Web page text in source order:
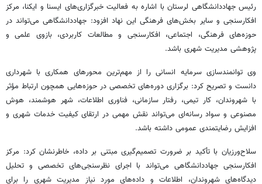
رئیس جهاددانشگاهی لرستان با اشاره به فعالیت خبرگزاری‌های ایسنا و ایکنا، مرکز
افکارسنجی و سایر بخش‌های فرهنگی این نهاد افزود: جهاددانشگاهی می‌تواند در
حوزه‌های فرهنگی، اجتماعی، افکارسنجی و مطالعات کاربردی، بازوی علمی و
پژوهشی مدیریت شهری باشد.
وی توانمندسازی سرمایه انسانی را از مهم‌ترین محورهای همکاری با شهرداری
دانست و تصریح کرد: برگزاری دوره‌های تخصصی در حوزه‌هایی همچون ارتباط مؤثر
با شهروندان، کار تیمی، رفتار سازمانی، فناوری اطلاعات، شهر هوشمند، هوش
مصنوعی و سواد رسانه‌ای می‌تواند نقش مهمی در ارتقای کیفیت خدمات شهری و
افزایش رضایتمندی عمومی داشته باشد.
سلاح‌ورزیان با تأکید بر ضرورت تصمیم‌گیری مبتنی بر داده، خاطرنشان کرد: مرکز
افکارسنجی جهاددانشگاهی می‌تواند با اجرای نظرسنجی‌های تخصصی و تحلیل
دیدگاه‌های شهروندان، اطلاعات و داده‌های مورد نیاز مدیریت شهری را برای